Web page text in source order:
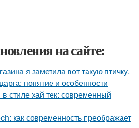
на сайте:
я заметила вот такую птичку.
понятие и особенности
стиле хай тек: современный
как современность преображает